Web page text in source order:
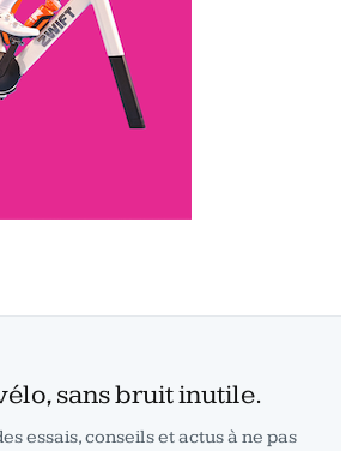
sans bruit inutile.
essais, conseils et actus à ne pas